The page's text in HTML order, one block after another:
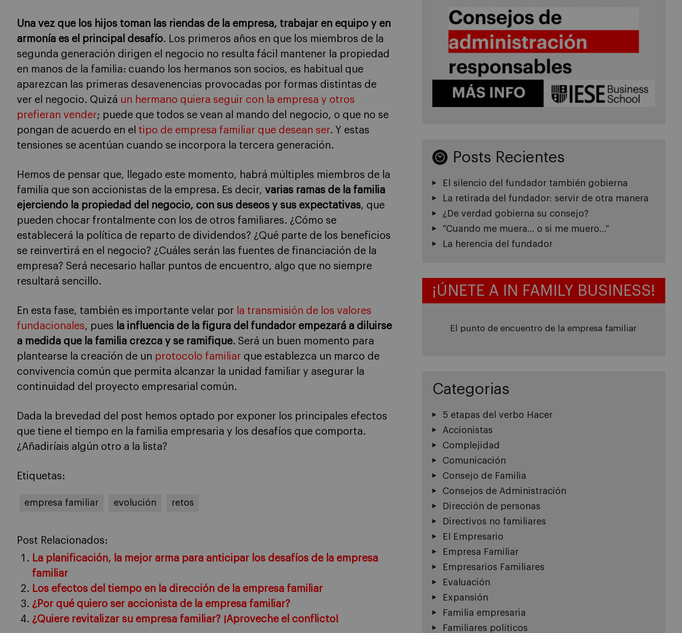
Una vez que los hijos toman las riendas de la empresa, trabajar en equipo y en
armonía es el principal desafío. Los primeros años en que los miembros de la
segunda generación dirigen el negocio no resulta fácil mantener la propiedad
en manos de la familia: cuando los hermanos son socios, es habitual que
aparezcan las primeras desavenencias provocadas por formas distintas de
ver el negocio. Quizá un hermano quiera seguir con la empresa y otros
prefieran vender; puede que todos se vean al mando del negocio, o que no se
pongan de acuerdo en el tipo de empresa familiar que desean ser. Y estas
tensiones se acentúan cuando se incorpora la tercera generación.
Hemos de pensar que, llegado este momento, habrá múltiples miembros de la
familia que son accionistas de la empresa. Es decir, varias ramas de la familia
ejerciendo la propiedad del negocio, con sus deseos y sus expectativas, que
pueden chocar frontalmente con los de otros familiares. ¿Cómo se
establecerá la política de reparto de dividendos? ¿Qué parte de los beneficios
se reinvertirá en el negocio? ¿Cuáles serán las fuentes de financiación de la
empresa? Será necesario hallar puntos de encuentro, algo que no siempre
resultará sencillo.
En esta fase, también es importante velar por la transmisión de los valores
fundacionales, pues la influencia de la figura del fundador empezará a diluirse
a medida que la familia crezca y se ramifique. Será un buen momento para
plantearse la creación de un protocolo familiar que establezca un marco de
convivencia común que permita alcanzar la unidad familiar y asegurar la
continuidad del proyecto empresarial común.
Dada la brevedad del post hemos optado por exponer los principales efectos
que tiene el tiempo en la familia empresaria y los desafíos que comporta.
¿Añadiríais algún otro a la lista?
Etiquetas:
empresa familiar evolución retos
Post Relacionados:
La planificación, la mejor arma para anticipar los desafíos de la empresa
familiar
Los efectos del tiempo en la dirección de la empresa familiar
¿Por qué quiero ser accionista de la empresa familiar?
¿Quiere revitalizar su empresa familiar? ¡Aproveche el conflicto!
Posts Recientes
El silencio del fundador también gobierna
La retirada del fundador: servir de otra manera
¿De verdad gobierna su consejo?
“Cuando me muera… o si me muero…”
La herencia del fundador
¡ÚNETE A IN FAMILY BUSINESS!
El punto de encuentro de la empresa familiar
Categorias
5 etapas del verbo Hacer
Accionistas
Complejidad
Comunicación
Consejo de Familia
Consejos de Administración
Dirección de personas
Directivos no familiares
El Empresario
Empresa Familiar
Empresarios Familiares
Evaluación
Expansión
Familia empresaria
Familiares políticos